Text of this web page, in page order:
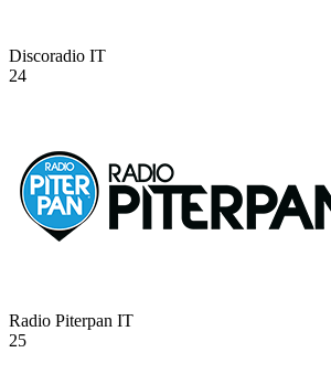
Discoradio IT
24
Radio Piterpan IT
25